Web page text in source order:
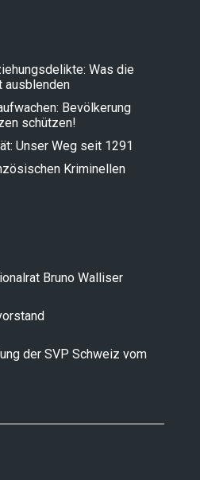
Was die
ausblenden
Bevölkerung
schützen!
Unser Weg seit 1291
Kriminellen
Bruno Walliser
der SVP Schweiz vom